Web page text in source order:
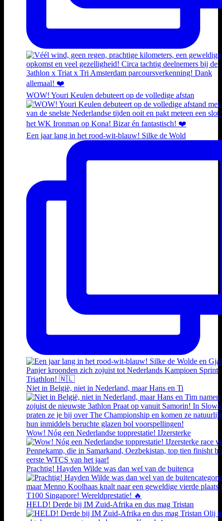
WOW! Youri Keulen debuteert op de volledige afstan
Een jaar lang in het rood-wit-blauw! Silke de Wold
Niet in België, niet in Nederland, maar Hans en Ti
Wow! Nóg een Nederlandse topprestatie! IJzersterke
Prachtig! Hayden Wilde was dan wel van de buitenca
HELD! Derde bij IM Zuid-Afrika en dus mag Tristan